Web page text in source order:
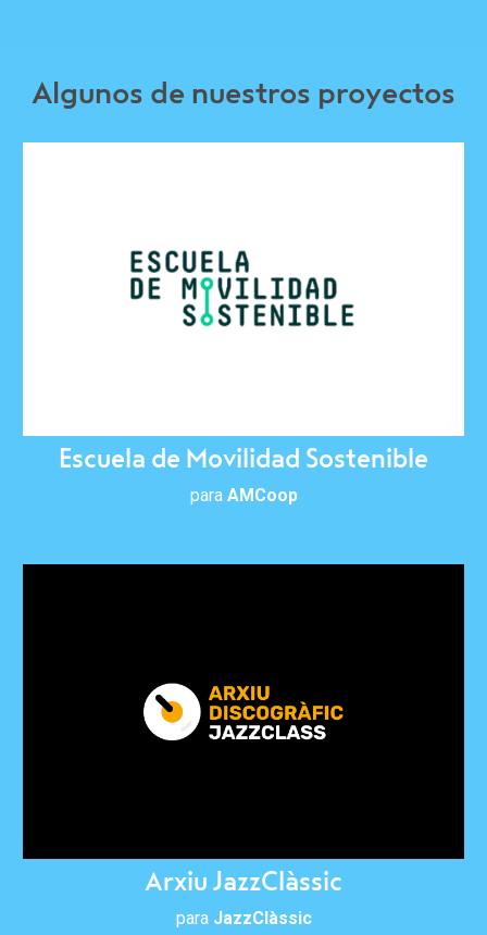
Algunos de nuestros proyectos
Escuela de Movilidad Sostenible
para AMCoop
Arxiu JazzClàssic
para JazzClàssic